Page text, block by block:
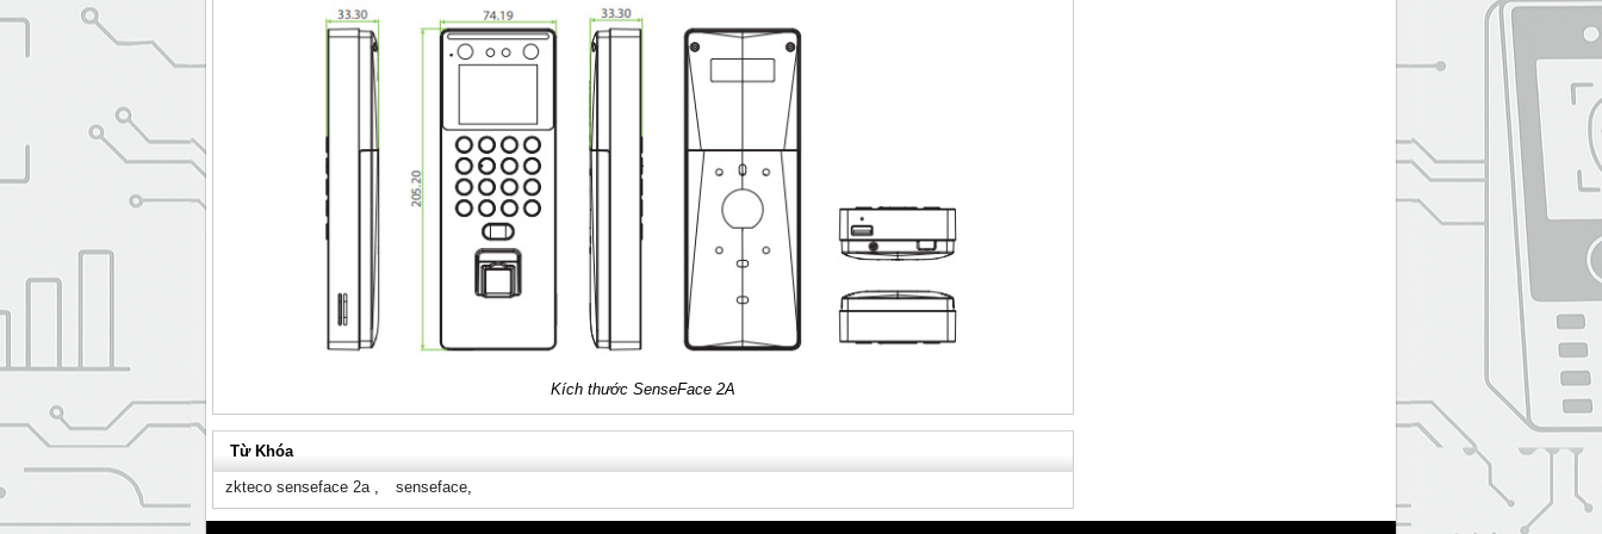
Kích thước SenseFace 2A
Từ Khóa
zkteco senseface 2a , senseface,